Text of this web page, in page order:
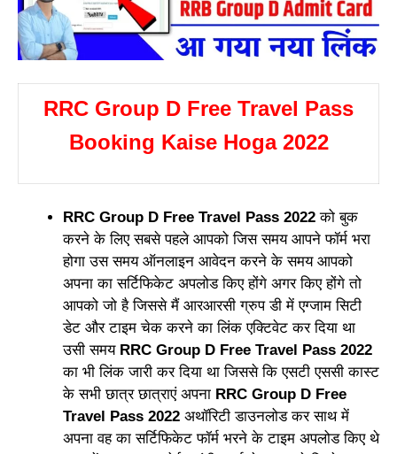
RRC Group D Free Travel Pass
Booking Kaise Hoga 2022
RRC Group D Free Travel Pass 2022 को बुक
करने के लिए सबसे पहले आपको जिस समय आपने फॉर्म भरा
होगा उस समय ऑनलाइन आवेदन करने के समय आपको
अपना का सर्टिफिकेट अपलोड किए होंगे अगर किए होंगे तो
आपको जो है जिससे मैं आरआरसी ग्रुप डी में एग्जाम सिटी
डेट और टाइम चेक करने का लिंक एक्टिवेट कर दिया था
उसी समय RRC Group D Free Travel Pass 2022
का भी लिंक जारी कर दिया था जिससे कि एसटी एससी कास्ट
के सभी छात्र छात्राएं अपना RRC Group D Free
Travel Pass 2022 अथॉरिटी डाउनलोड कर साथ में
अपना वह का सर्टिफिकेट फॉर्म भरने के टाइम अपलोड किए थे